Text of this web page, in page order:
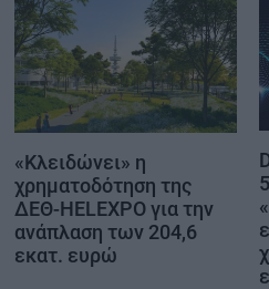
«Κλειδώνει» η
χρηματοδότηση της
ΔΕΘ-HELEXPO για την
ανάπλαση των 204,6
εκατ. ευρώ